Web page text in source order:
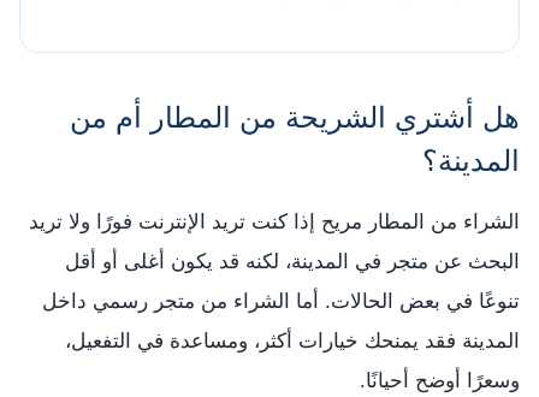
هل أشتري الشريحة من المطار أم من
المدينة؟
الشراء من المطار مريح إذا كنت تريد الإنترنت فورًا ولا تريد
البحث عن متجر في المدينة، لكنه قد يكون أغلى أو أقل
تنوعًا في بعض الحالات. أما الشراء من متجر رسمي داخل
المدينة فقد يمنحك خيارات أكثر، ومساعدة في التفعيل،
وسعرًا أوضح أحيانًا.